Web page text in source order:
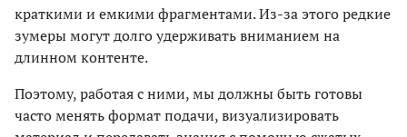
краткими и емкими фрагментами. Из-за этого редкие
зумеры могут долго удерживать вниманием на
длинном контенте.
Поэтому, работая с ними, мы должны быть готовы
часто менять формат подачи, визуализировать